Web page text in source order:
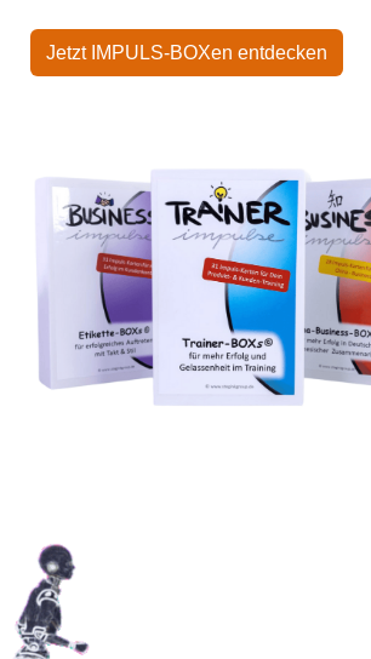
Jetzt IMPULS-BOXen entdecken